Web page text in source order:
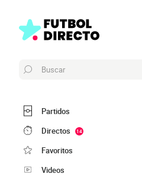
Buscar
Partidos
Directos
14
Favoritos
Videos